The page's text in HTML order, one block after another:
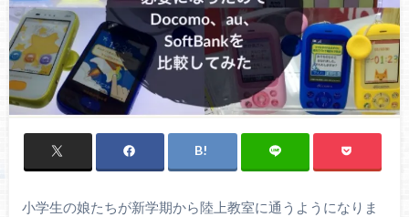
小学生の娘たちが新学期から陸上教室に通うようになりま